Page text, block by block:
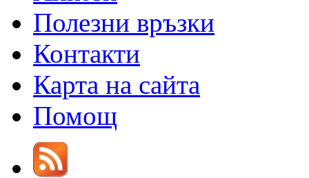
Полезни връзки
Контакти
Карта на сайта
Помощ